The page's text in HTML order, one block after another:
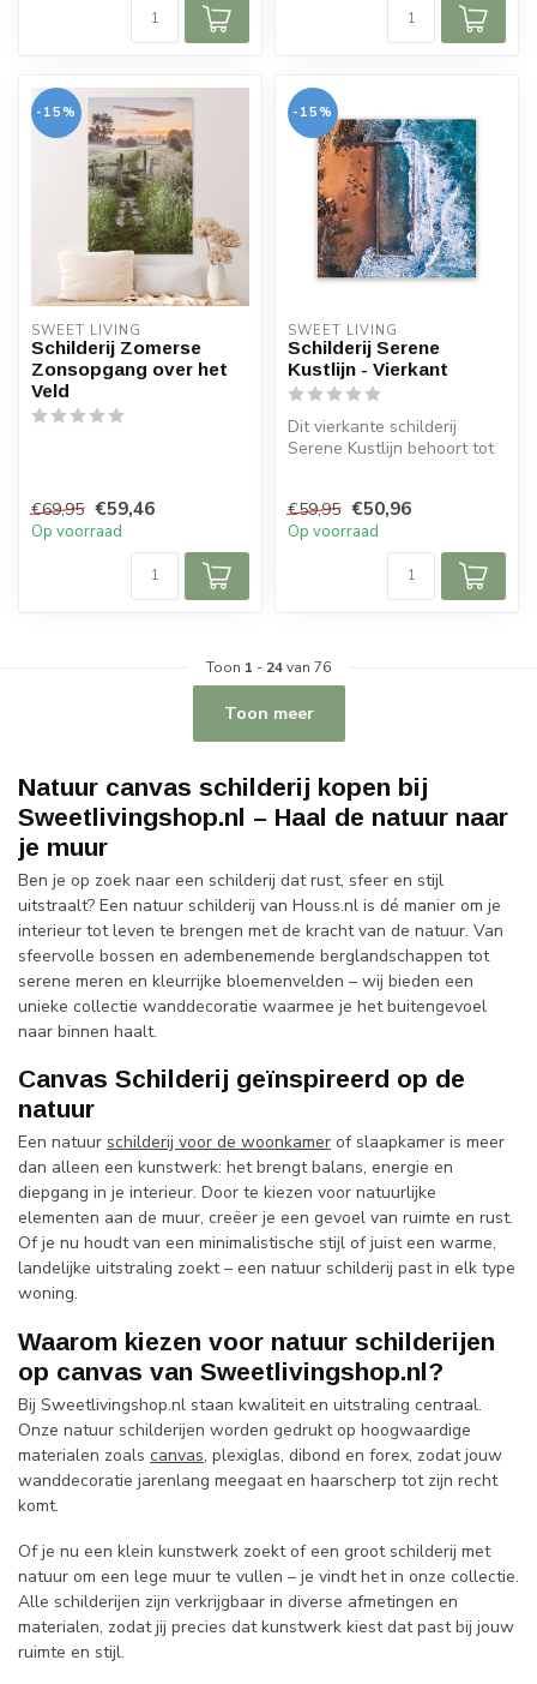
-15%
SWEET LIVING
Schilderij Zomerse
Zonsopgang over het
Veld
€69,95 €59,46
Op voorraad
-15%
SWEET LIVING
Schilderij Serene
Kustlijn - Vierkant
Dit vierkante schilderij
Serene Kustlijn behoort tot
€59,95 €50,96
Op voorraad
Toon 1 - 24van 76
Toon meer
Natuur canvas schilderij kopen bij
Sweetlivingshop.nl – Haal de natuur naar
je muur
Ben je op zoek naar een schilderij dat rust, sfeer en stijl
uitstraalt? Een natuur schilderij van Houss.nl is dé manier om je
interieur tot leven te brengen met de kracht van de natuur. Van
sfeervolle bossen en adembenemende berglandschappen tot
serene meren en kleurrijke bloemenvelden – wij bieden een
unieke collectie wanddecoratie waarmee je het buitengevoel
naar binnen haalt.
Canvas Schilderij geïnspireerd op de
natuur
Een natuur schilderij voor de woonkamer of slaapkamer is meer
dan alleen een kunstwerk: het brengt balans, energie en
diepgang in je interieur. Door te kiezen voor natuurlijke
elementen aan de muur, creëer je een gevoel van ruimte en rust.
Of je nu houdt van een minimalistische stijl of juist een warme,
landelijke uitstraling zoekt – een natuur schilderij past in elk type
woning.
Waarom kiezen voor natuur schilderijen
op canvas van Sweetlivingshop.nl?
Bij Sweetlivingshop.nl staan kwaliteit en uitstraling centraal.
Onze natuur schilderijen worden gedrukt op hoogwaardige
materialen zoals canvas, plexiglas, dibond en forex, zodat jouw
wanddecoratie jarenlang meegaat en haarscherp tot zijn recht
komt.
Of je nu een klein kunstwerk zoekt of een groot schilderij met
natuur om een lege muur te vullen – je vindt het in onze collectie.
Alle schilderijen zijn verkrijgbaar in diverse afmetingen en
materialen, zodat jij precies dat kunstwerk kiest dat past bij jouw
ruimte en stijl.